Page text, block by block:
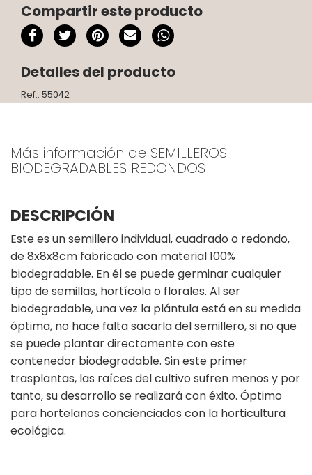
Compartir este producto
Detalles del producto
Ref.: 55042
Más información de SEMILLEROS
BIODEGRADABLES REDONDOS
DESCRIPCIÓN
Este es un semillero individual, cuadrado o redondo,
de 8x8x8cm fabricado con material 100%
biodegradable. En él se puede germinar cualquier
tipo de semillas, hortícola o florales. Al ser
biodegradable, una vez la plántula está en su medida
óptima, no hace falta sacarla del semillero, si no que
se puede plantar directamente con este
contenedor biodegradable. Sin este primer
trasplantas, las raíces del cultivo sufren menos y por
tanto, su desarrollo se realizará con éxito. Óptimo
para hortelanos concienciados con la horticultura
ecológica.